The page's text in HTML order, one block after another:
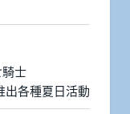
士
出各種夏日活動